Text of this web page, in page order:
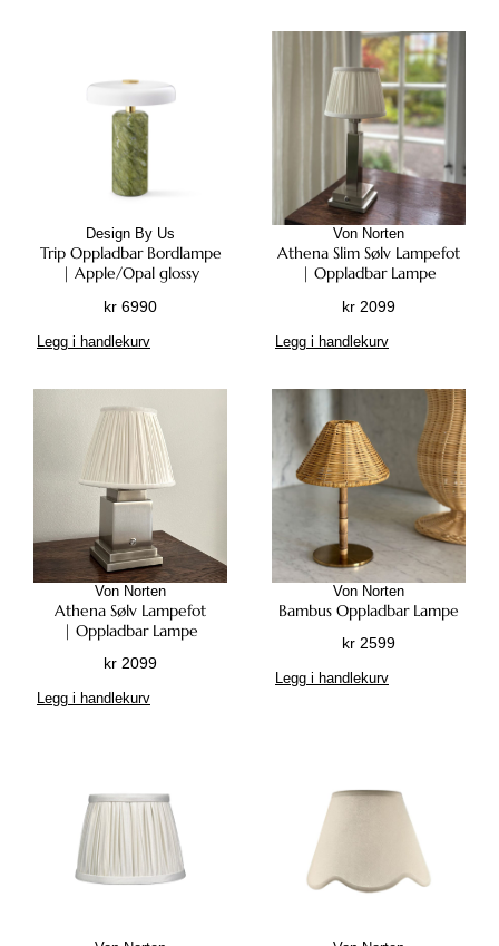
Design By Us
Trip Oppladbar Bordlampe
| Apple/Opal glossy
kr 6990
Legg i handlekurv
Von Norten
Athena Slim Sølv Lampefot
| Oppladbar Lampe
kr 2099
Legg i handlekurv
Von Norten
Athena Sølv Lampefot
| Oppladbar Lampe
kr 2099
Legg i handlekurv
Von Norten
Bambus Oppladbar Lampe
kr 2599
Legg i handlekurv